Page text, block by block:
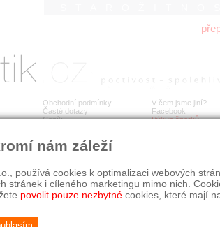
Obchodní podmínky
Časté dotazy
Ceník
V čem jsme jiní?
Facebook
Výkup šperků
firma
RYCHLÉ HLEDÁNÍ
HISTORICKÉ OBDOBÍ
všechno
před r. 1800
STÁŘÍ
všechno
jen
nám záleží
používá cookies k optimalizaci webových
stránek i cíleného marketingu mimo nich.
povolit pouze nezbytné cookies, které mají